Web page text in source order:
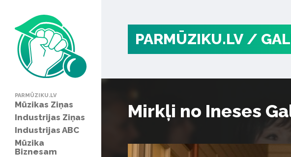
PARMŪZIKU.LV
Mūzikas Ziņas
Industrijas Ziņas
Industrijas ABC
Mūzika
Biznesam
PARMŪZIKU.LV /
Mirkļi no Ineses